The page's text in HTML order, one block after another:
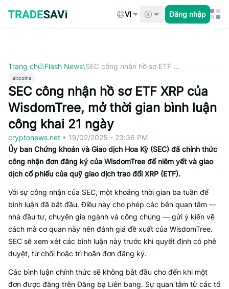
qua
nội
VI Đăng nhập
Trang chủ\Flash News\SEC công nhận hồ sơ ETF ...
altcoins
SEC công nhận hồ sơ ETF XRP của
WisdomTree, mở thời gian bình luận
công khai 21 ngày
cryptonews.net • 19/02/2025 - 23:36 PM
Ủy ban Chứng khoán và Giao dịch Hoa Kỳ (SEC) đã chính thức
công nhận đơn đăng ký của WisdomTree để niêm yết và giao
dịch cổ phiếu của quỹ giao dịch trao đổi XRP (ETF).
Với sự công nhận của SEC, một khoảng thời gian ba tuần để
bình luận đã bắt đầu. Điều này cho phép các bên quan tâm —
nhà đầu tư, chuyên gia ngành và công chúng — gửi ý kiến về
cách mà cơ quan này nên đánh giá đề xuất của WisdomTree.
SEC sẽ xem xét các bình luận này trước khi quyết định có phê
duyệt, từ chối hoặc trì hoãn đơn đăng ký.
Các bình luận chính thức sẽ không bắt đầu cho đến khi một
đơn được đăng trên Đăng bạ Liên bang. Sự quan tâm từ các tổ